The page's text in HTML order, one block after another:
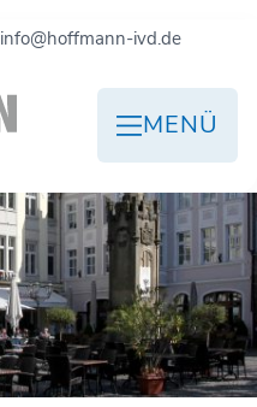
info@hoffmann-ivd.de
MENÜ